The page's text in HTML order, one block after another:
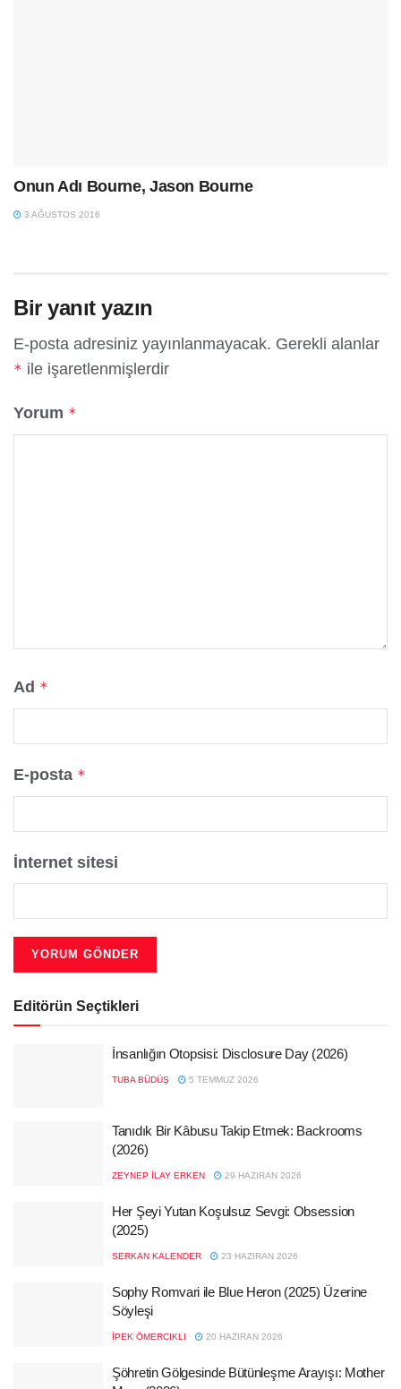
Onun Adı Bourne, Jason Bourne
3 AĞUSTOS 2016
Bir yanıt yazın
E-posta adresiniz yayınlanmayacak. Gerekli alanlar
* ile işaretlenmişlerdir
Yorum *
Ad *
E-posta *
İnternet sitesi
Editörün Seçtikleri
İnsanlığın Otopsisi: Disclosure Day (2026)
TUBA BÜDÜŞ 5 TEMMUZ 2026
Tanıdık Bir Kâbusu Takip Etmek: Backrooms
(2026)
ZEYNEP İLAY ERKEN 29 HAZIRAN 2026
Her Şeyi Yutan Koşulsuz Sevgi: Obsession
(2025)
SERKAN KALENDER 23 HAZIRAN 2026
Sophy Romvari ile Blue Heron (2025) Üzerine
Söyleşi
İPEK ÖMERCIKLI 20 HAZIRAN 2026
Şöhretin Gölgesinde Bütünleşme Arayışı: Mother